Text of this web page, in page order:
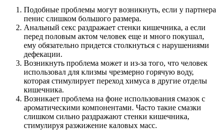
Подобные проблемы могут возникнуть, если у партнера
пенис слишком большого размера.
Анальный секс раздражает стенки кишечника, а если
перед половым актом человек еще и много покушал,
ему обязательно придется столкнуться с нарушениями
дефекации.
Возникнуть проблема может и из-за того, что человек
использовал для клизмы чрезмерно горячую воду,
которая стимулирует переход химуса в другие отделы
кишечника.
Возникает проблема на фоне использования смазок с
ароматическими компонентами. Часто такие смазки
слишком сильно раздражают стенки кишечника,
стимулируя разжижение каловых масс.